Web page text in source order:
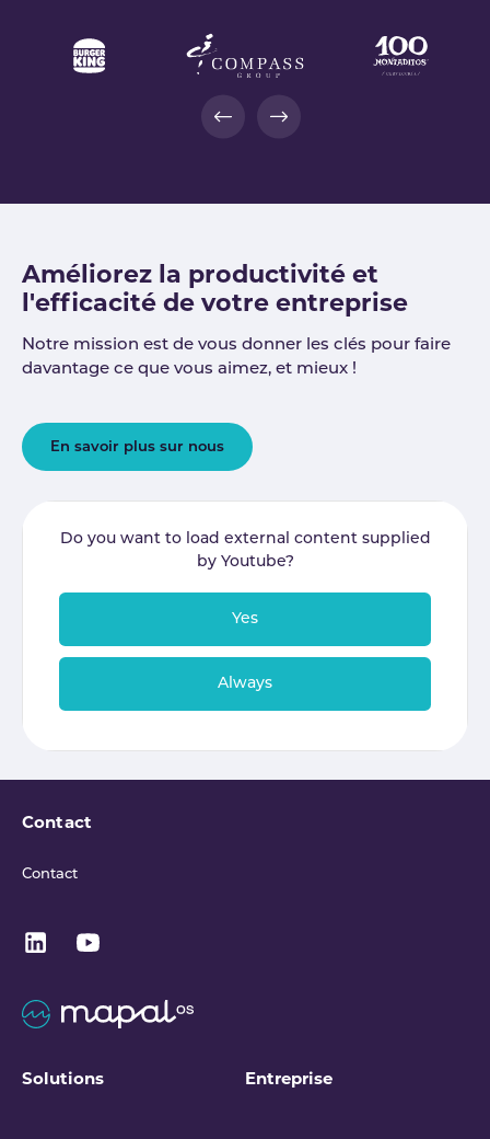
Améliorez la productivité et
l'efficacité de votre entreprise
Notre mission est de vous donner les clés pour faire
davantage ce que vous aimez, et mieux !
En savoir plus sur nous
Do you want to load external content supplied
by Youtube?
Yes
Always
Contact
Contact
Solutions Entreprise